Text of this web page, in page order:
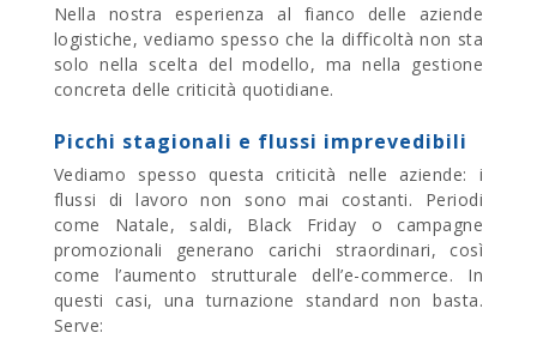
Nella nostra esperienza al fianco delle aziende
logistiche, vediamo spesso che la difficoltà non sta
solo nella scelta del modello, ma nella gestione
concreta delle criticità quotidiane.
Picchi stagionali e flussi imprevedibili
Vediamo spesso questa criticità nelle aziende: i
flussi di lavoro non sono mai costanti. Periodi
come Natale, saldi, Black Friday o campagne
promozionali generano carichi straordinari, così
come l’aumento strutturale dell’e-commerce. In
questi casi, una turnazione standard non basta.
Serve: